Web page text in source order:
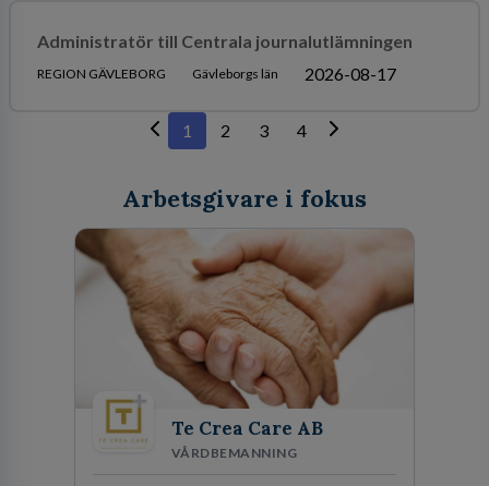
Administratör till Centrala journalutlämningen
REGION GÄVLEBORG Gävleborgs län 2026-08-17
1 2 3 4
Arbetsgivare i fokus
Te Crea Care AB
VÅRDBEMANNING